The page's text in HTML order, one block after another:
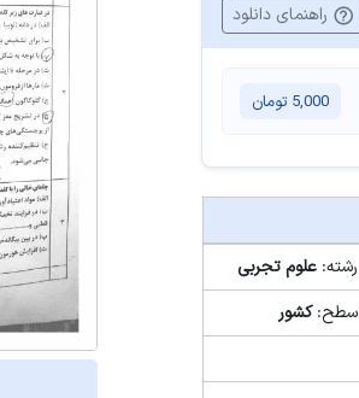
راهنمای دانلود
5,000 تومان
رشته: علوم تجربی
سطح:کشور